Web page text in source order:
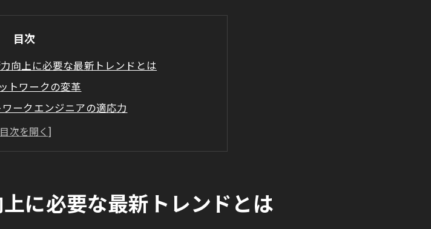
目次
向上に必要な最新トレンドとは
トワークの変革
ークエンジニアの適応力
管理の新常識
化とその影響
トワークエンジニアの役割
化がネットワークエンジニアに与える影響
に必要な最新トレンドとは